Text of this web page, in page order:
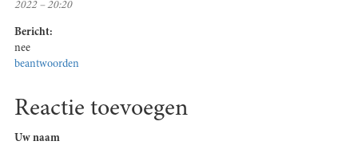
2022 – 20:20
Bericht:
nee
beantwoorden
Reactie toevoegen
Uw naam